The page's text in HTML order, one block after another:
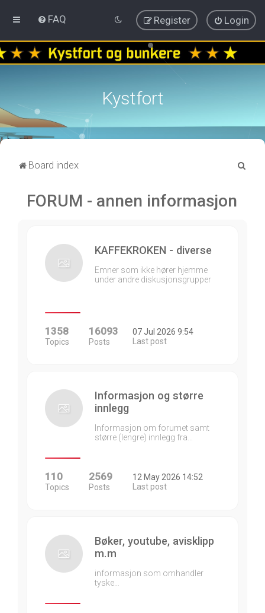
FAQ Login
Register
Kystfort
Board index
FORUM - annen informasjon
KAFFEKROKEN - diverse
Emner som ikke hører hjemme
under andre diskusjonsgrupper
1358
Topics
16093
Posts
07 Jul 2026 9:54
Last post
Informasjon og større
innlegg
Informasjon om forumet samt
større (lengre) innlegg fra…
110
Topics
2569
Posts
12 May 2026 14:52
Last post
Bøker, youtube, avisklipp
m.m
informasjon som omhandler
tyske…